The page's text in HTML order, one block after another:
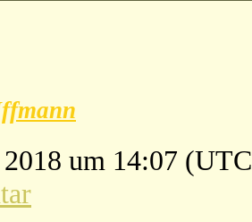
um 14:07